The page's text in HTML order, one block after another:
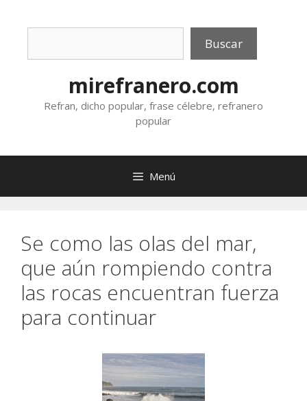
Buscar
mirefranero.com
Refran, dicho popular, frase célebre, refranero
popular
Menú
Se como las olas del mar,
que aún rompiendo contra
las rocas encuentran fuerza
para continuar